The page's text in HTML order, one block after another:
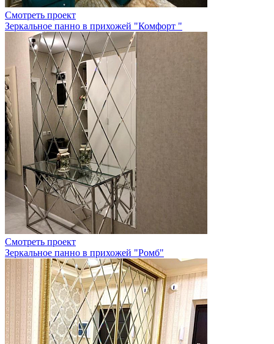
Смотреть проект
Зеркальное панно в прихожей "Комфорт "
Смотреть проект
Зеркальное панно в прихожей "Ромб"